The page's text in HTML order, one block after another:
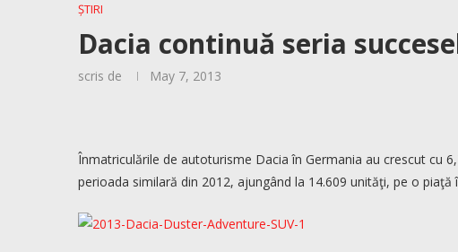
ȘTIRI
Dacia continuă seria
scris de May 7, 2013
Înmatriculările de autoturisme Dacia în Germania au crescut cu
perioada similară din 2012, ajungând la 14.609 unităţi, pe o piaţă